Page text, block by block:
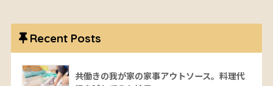
Recent Posts
共働きの我が家の家事アウトソース。料理代